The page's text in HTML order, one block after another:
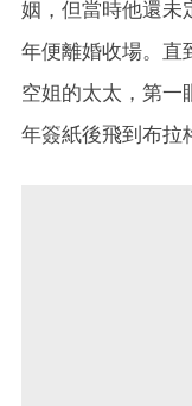
姻，但當時他還未
年便離婚收場。直
空姐的太太，第一
年簽紙後飛到布拉